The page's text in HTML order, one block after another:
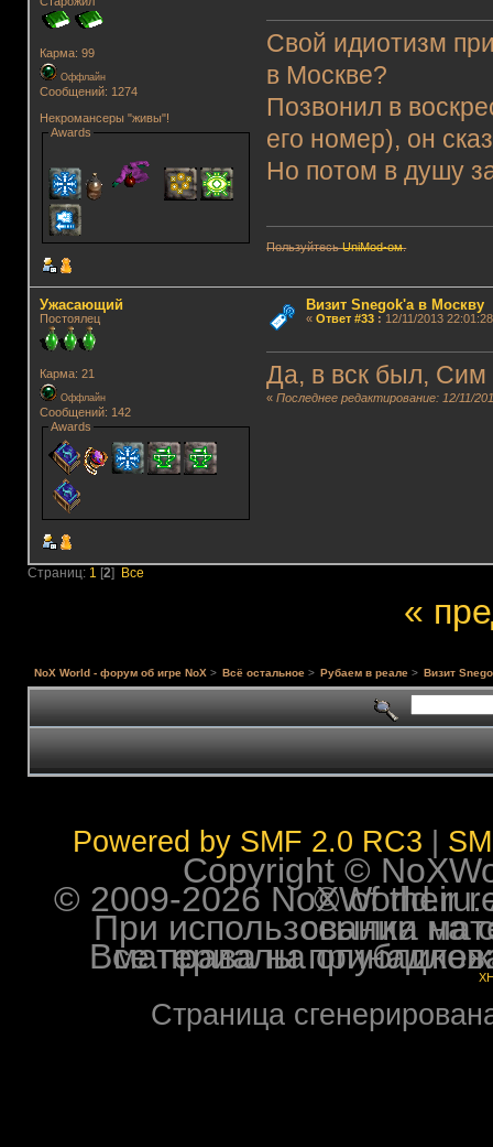
Карма: 99
Оффлайн
Сообщений: 1274
Некромансеры "живы"!
Awards
Свой идиотизм
в Москве?
Позвонил в
его номер), он
Но потом в душу
ПользуйтесьUniMod-ом.
Ужасающий
Постоялец
Карма: 21
Оффлайн
Сообщений: 142
Awards
Визит Snegok'а в Москву
« Ответ #33: 12/11/2013
Да, в вск был, Сим
«Последнее редактирование: 12/11/
Страниц: 1 [2] Все
«
NoX World - форум об игре NoX > Всё остальное > Рубаем в реале > Визит
Powered by SMF 2.0 RC3
Copyright ©
© 2009-2026 NoXWorld.ru. All
При использовании
Все права на опубликованные на форуме
Страница